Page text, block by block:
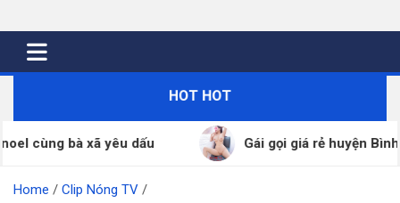
HOT HOT
yêu dấu Gái gọi giá rẻ huyện Bình Giang đã
Home
Clip Nóng TV